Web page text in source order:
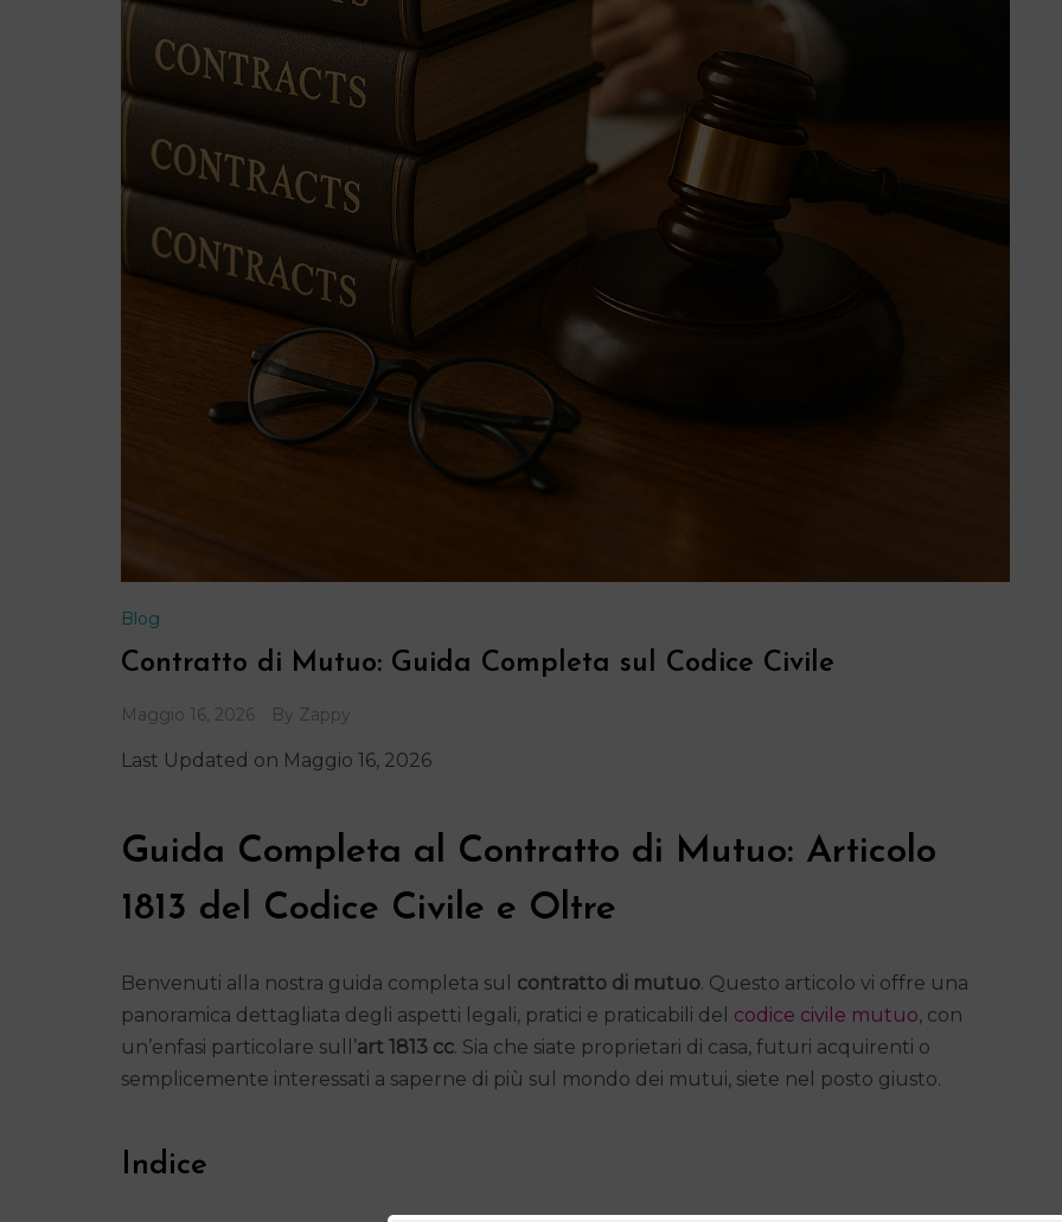
Blog
Contratto di Mutuo: Guida Completa sul Codice Civile
Maggio 16, 2026 By Zappy
Last Updated on Maggio 16, 2026
Guida Completa al Contratto di Mutuo: Articolo
1813 del Codice Civile e Oltre
Benvenuti alla nostra guida completa sul contratto di mutuo. Questo articolo vi offre una
panoramica dettagliata degli aspetti legali, pratici e praticabili del codice civile mutuo, con
un’enfasi particolare sull’art 1813 cc. Sia che siate proprietari di casa, futuri acquirenti o
semplicemente interessati a saperne di più sul mondo dei mutui, siete nel posto giusto.
Indice